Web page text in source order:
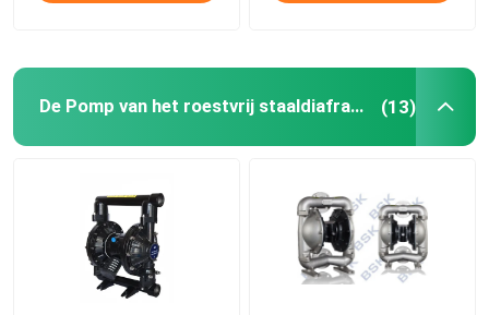
De Pomp van het roestvrij staaldiafragma (13)